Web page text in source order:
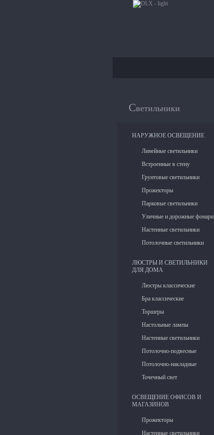
Светильники
НАРУЖНОЕ ОСВЕЩЕНИЕ
Линейные светильники
Встроенные в стену
Грунтовые светильники
Прожекторы
Парковые светильники
Уличные и дорожные фонари
Настенные светильники
Потолочные светильники
ЛЮСТРЫ И СВЕТИЛЬНИКИ
ДЛЯ ДОМА
Люстры классические
Бра классические
Торшеры
Настольные лампы
Настенные светильники
Потолочно-подвесные
Потолочно-накладные
Точечный свет
ОСВЕЩЕНИЕ ОФИСОВ И
МАГАЗИНОВ
Прожекторы
Настенные светильники